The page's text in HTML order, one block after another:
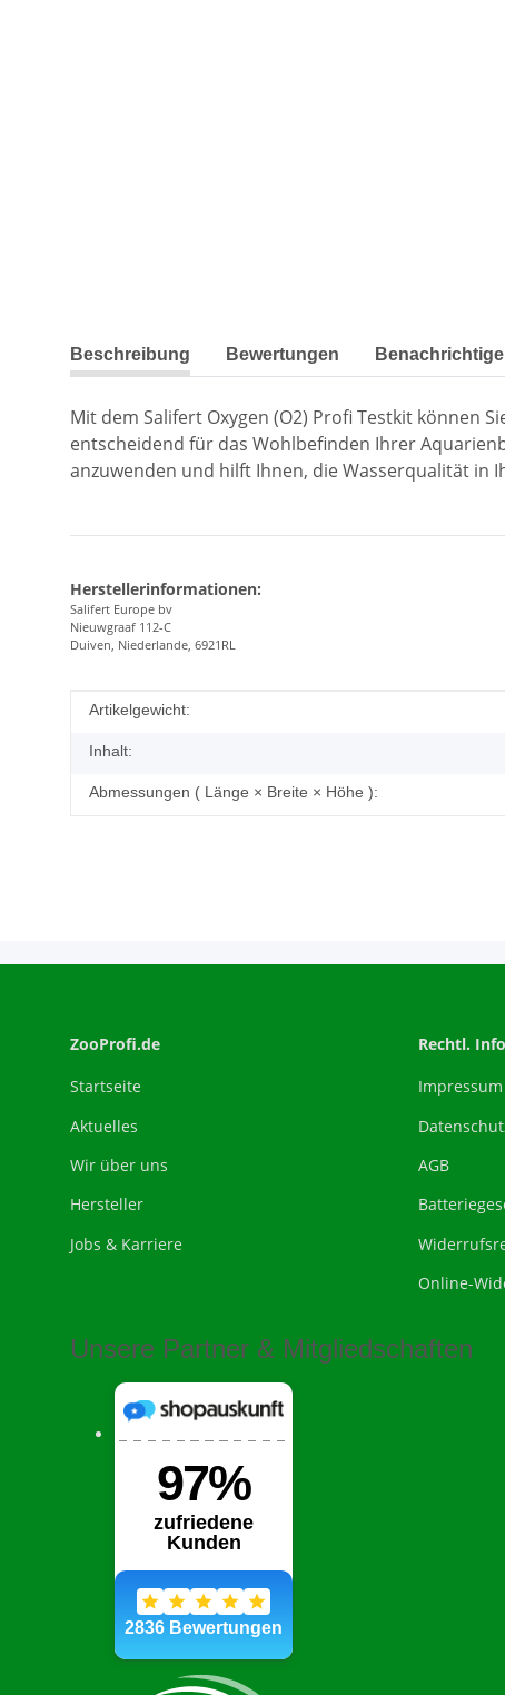
weitere Registerkarten anzeigen
Beschreibung Bewertungen
Mit dem Salifert Oxygen (O2) Profi Testkit können
entscheidend für das Wohlbefinden Ihrer
anzuwenden und hilft Ihnen, die Wasserqualität in
Herstellerinformationen:
Salifert Europe bv
Nieuwgraaf 112-C
Duiven, Niederlande, 6921RL
Produkteigenschaft
Wert
Artikelgewicht:
Inhalt:
Abmessungen ( Länge × Breite × Höhe ):
ZooProfi.de
Startseite
Aktuelles
Wir über uns
Hersteller
Jobs & Karriere
Rechtl.
Impressum
AGB
Online-
Unsere Partner & Mitgliedschaften